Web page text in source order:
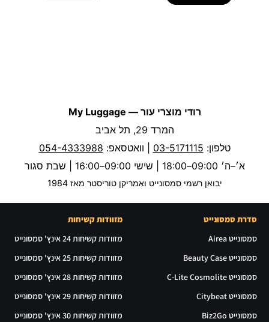
רודי מוצרי עור — My Luggage
המרד 29, תל אביב
טלפון: 03-5171115 | וואטסאפ: 054-4333988
א׳–ה׳ 09:00–18:00 | שישי 09:00–16:00 | שבת סגור
יבואן רשמי סמסונייט ואמריקן טוריסטר מאז 1984
סדרת סמסונייט
סמסונייט Airea
סמסונייט Beauty Case
סמסונייט C-Lite Cosmolite
סמסונייט Citybeat
סמסונייט Biz2Go
מזוודות קשיחות
מזוודות קשיחות 24 אינץ' סמסונייט
מזוודות קשיחות 25 אינץ' סמסונייט
מזוודות קשיחות 28 אינץ' סמסונייט
מזוודות קשיחות 29 אינץ' סמסונייט
מזוודות קשיחות 30 אינץ' סמסונייט